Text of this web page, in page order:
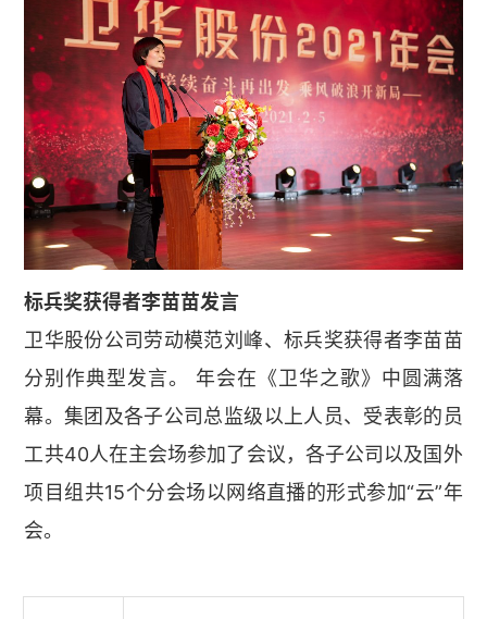
标兵奖获得者李苗苗发言
卫华股份公司劳动模范刘峰、标兵奖获得者李苗苗
分别作典型发言。 年会在《卫华之歌》中圆满落
幕。集团及各子公司总监级以上人员、受表彰的员
工共40人在主会场参加了会议，各子公司以及国外
项目组共15个分会场以网络直播的形式参加“云”年
会。